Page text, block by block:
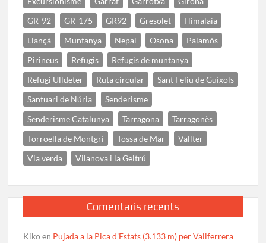
GR-92
GR-175 GR92 Gresolet
Himalaia
Llançà
Muntanya Nepal Osona
Palamós
Pirineus
Refugis
Refugis de muntanya
Refugi Ulldeter
Ruta circular
Sant Feliu de Guíxols
Santuari de Núria
Senderisme
Senderisme Catalunya
Tarragona
Tarragonès
Torroella de Montgrí
Tossa de Mar
Vallter
Via verda
Vilanova i la Geltrú
Comentaris recents
Kikoen Pujada a la Pica d’Estats (3.133 m) per Vallferrera